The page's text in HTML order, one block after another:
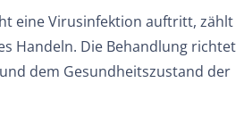
eine Virusinfektion auftritt, zählt
Handeln. Die Behandlung richtet
dem Gesundheitszustand der